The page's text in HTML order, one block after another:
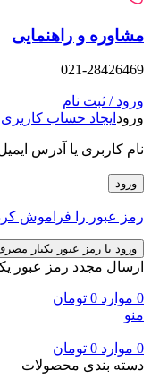
و راهنمایی
021-
/ ثبت نام
ایجاد حساب کاربری
کاربری یا آدرس ایمیل*
عبور را فراموش کرده
با رمز عبور یکبار مصرف
مجدد رمز عبور
0
تومان
0
تومان
بندی محصولات